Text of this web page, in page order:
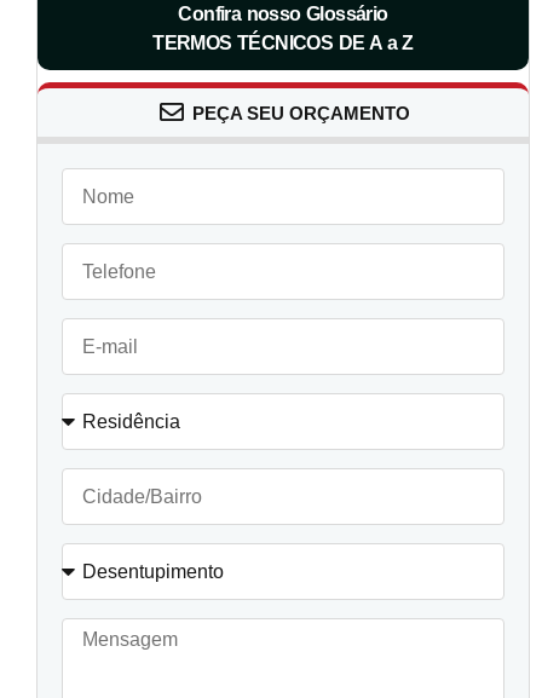
Confira nosso Glossário
TERMOS TÉCNICOS DE A a Z
PEÇA SEU ORÇAMENTO